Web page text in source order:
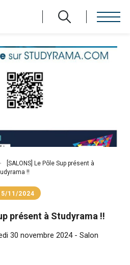
[SALONS] Le Pôle Sup présent à
!!
11/2024
présent à Studyrama !!
30 novembre 2024 - Salon